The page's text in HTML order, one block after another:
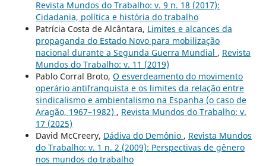
Revista Mundos do Trabalho: v. 9 n. 18 (2017):
Cidadania, política e história do trabalho
Patrícia Costa de Alcântara, Limites e alcances da
propaganda do Estado Novo para mobilização
nacional durante a Segunda Guerra Mundial , Revista
Mundos do Trabalho: v. 11 (2019)
Pablo Corral Broto, O esverdeamento do movimento
operário antifranquista e os limites da relação entre
sindicalismo e ambientalismo na Espanha (o caso de
Aragão, 1967–1982) , Revista Mundos do Trabalho: v.
17 (2025)
David McCreery, Dádiva do Demônio , Revista Mundos
do Trabalho: v. 1 n. 2 (2009): Perspectivas de gênero
nos mundos do trabalho